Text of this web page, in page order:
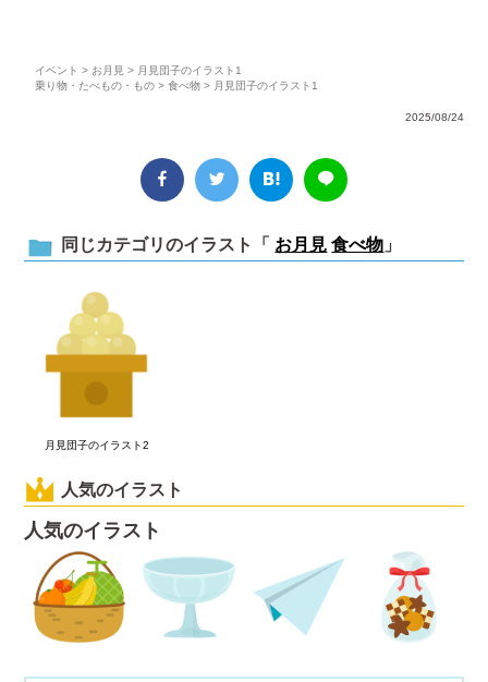
イベント > お月見 > 月見団子のイラスト1
乗り物・たべもの・もの >食べ物 > 月見団子のイラスト1
2025/08/24
同じカテゴリのイラスト「 お月見 食べ物 」
月見団子のイラスト2
人気のイラスト
人気のイラスト